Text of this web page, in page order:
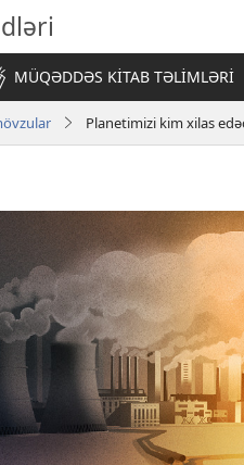
MÜQƏDDƏS KİTAB TƏLİMLƏRİ
Planetimizi kim xilas